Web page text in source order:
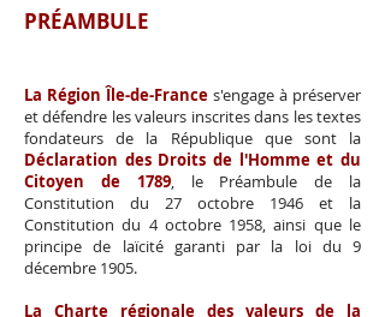
PRÉAMBULE
La Région Île-de-France s'engage à préserver
et défendre les valeurs inscrites dans les textes
fondateurs de la République que sont la
Déclaration des Droits de l'Homme et du
Citoyen de 1789, le Préambule de la
Constitution du 27 octobre 1946 et la
Constitution du 4 octobre 1958, ainsi que le
principe de laïcité garanti par la loi du 9
décembre 1905.
La Charte régionale des valeurs de la